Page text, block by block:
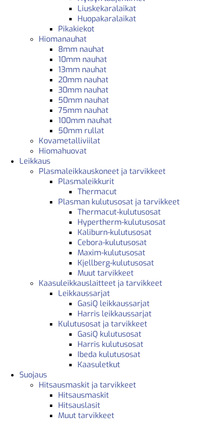
Liuskekaralaikat
Huopakaralaikat
Pikakiekot
Hiomanauhat
8mm nauhat
10mm nauhat
13mm nauhat
20mm nauhat
30mm nauhat
50mm nauhat
75mm nauhat
100mm nauhat
50mm rullat
Kovametalliviilat
Hiomahuovat
Leikkaus
Plasmaleikkauskoneet ja tarvikkeet
Plasmaleikkurit
Thermacut
Plasman kulutusosat ja tarvikkeet
Thermacut-kulutusosat
Hypertherm-kulutusosat
Kaliburn-kulutusosat
Cebora-kulutusosat
Maxim-kulutusosat
Kjellberg-kulutusosat
Muut tarvikkeet
Kaasuleikkauslaitteet ja tarvikkeet
Leikkaussarjat
GasiQ leikkaussarjat
Harris leikkaussarjat
Kulutusosat ja tarvikkeet
GasiQ kulutusosat
Harris kulutusosat
Ibeda kulutusosat
Kaasuletkut
Suojaus
Hitsausmaskit ja tarvikkeet
Hitsausmaskit
Hitsauslasit
Muut tarvikkeet